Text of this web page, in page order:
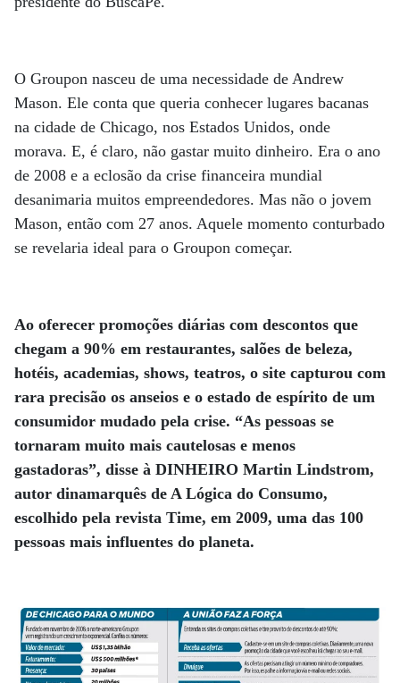
O Groupon nasceu de uma necessidade de Andrew
Mason. Ele conta que queria conhecer lugares bacanas
na cidade de Chicago, nos Estados Unidos, onde
morava. E, é claro, não gastar muito dinheiro. Era o ano
de 2008 e a eclosão da crise financeira mundial
desanimaria muitos empreendedores. Mas não o jovem
Mason, então com 27 anos. Aquele momento conturbado
se revelaria ideal para o Groupon começar.
Ao oferecer promoções diárias com descontos que
chegam a 90% em restaurantes, salões de beleza,
hotéis, academias, shows, teatros, o site capturou com
rara precisão os anseios e o estado de espírito de um
consumidor mudado pela crise. “As pessoas se
tornaram muito mais cautelosas e menos
gastadoras”, disse à DINHEIRO Martin Lindstrom,
autor dinamarquês de A Lógica do Consumo,
escolhido pela revista Time, em 2009, uma das 100
pessoas mais influentes do planeta.